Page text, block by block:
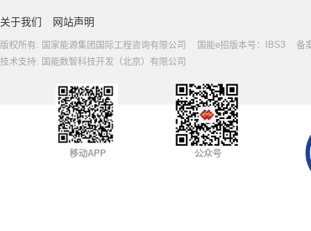
关于我们 网站声明
版权所有: 国家能源集团国际工程咨询有限公司 国能e招版本号：IBS3 备
技术支持: 国能数智科技开发（北京）有限公司
移动APP 公众号